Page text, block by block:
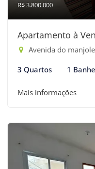
R$ 3.800.000
Apartamento à
Avenida do manjoleiro,
3 Quartos 1
Mais informações